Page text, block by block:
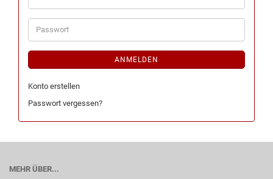
ANMELDEN
Konto erstellen
Passwort vergessen?
MEHR ÜBER...